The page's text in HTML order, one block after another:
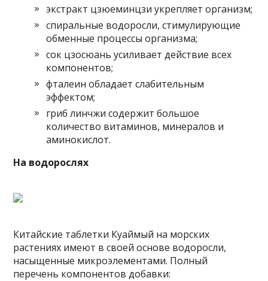
экстракт цзюеминцзи укрепляет организм;
спиральные водоросли, стимулирующие
обменные процессы организма;
сок цзосюань усиливает действие всех
компонентов;
фталеин обладает слабительным
эффектом;
гриб линчжи содержит большое
количество витаминов, минералов и
аминокислот.
На водорослях
Китайские таблетки Куаймый на морских
растениях имеют в своей основе водоросли,
насыщенные микроэлементами. Полный
перечень компонентов добавки: